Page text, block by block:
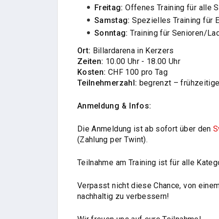
Freitag: Offenes Training für alle
Samstag: Spezielles Training für
Sonntag: Training für Senioren/
Ort: Billardarena in Kerzers
Zeiten: 10.00 Uhr - 18.00 Uhr
Kosten: CHF 100 pro Tag
Teilnehmerzahl: begrenzt –
Anmeldung & Infos:
Die Anmeldung ist ab sofort über den
(Zahlung per Twint).
Teilnahme am Training ist für alle
Verpasst nicht diese Chance, von
nachhaltig zu verbessern!